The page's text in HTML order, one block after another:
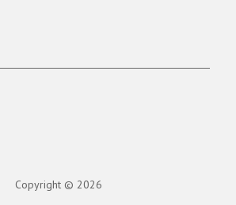
Copyright © 2026